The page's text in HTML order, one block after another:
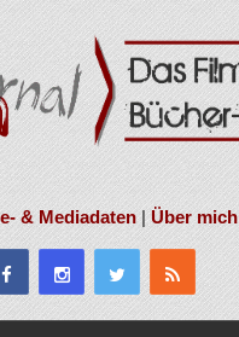
& Mediadaten|Über mich